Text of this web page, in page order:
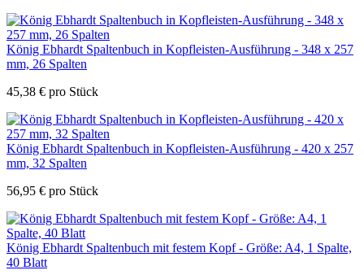
König Ebhardt Spaltenbuch in Kopfleisten-Ausführung - 348 x 257
mm, 26 Spalten
45,38 € pro Stück
König Ebhardt Spaltenbuch in Kopfleisten-Ausführung - 420 x 257
mm, 32 Spalten
56,95 € pro Stück
König Ebhardt Spaltenbuch mit festem Kopf - Größe: A4, 1 Spalte,
40 Blatt